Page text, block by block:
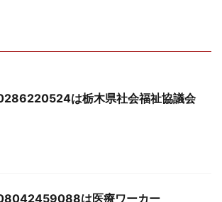
は栃木県社会福祉協議会
は医療ワーカー